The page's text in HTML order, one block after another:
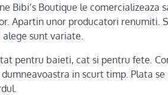
Bibi’s Boutique le comercializeaza
Apartin unor producatori renumiti.
sunt variate.
pentru baieti, cat si pentru fete.
in scurt timp. Plata se